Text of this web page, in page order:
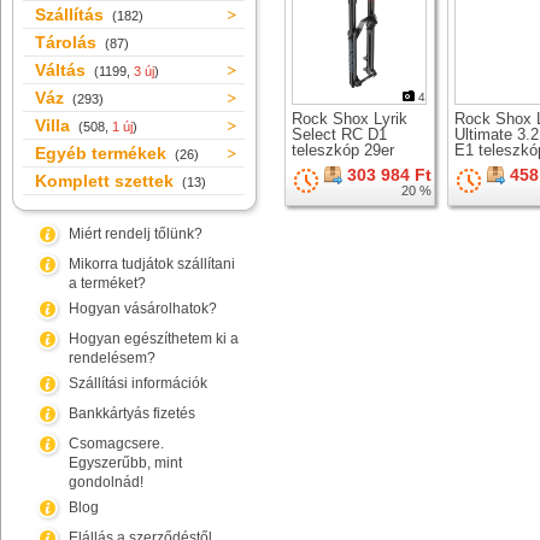
Szállítás (182)
Tárolás (87)
Váltás (1199, 3 új)
Váz (293)
Villa (508, 1 új)
Egyéb termékek (26)
Komplett szettek (13)
Miért rendelj tőlünk?
Mikorra tudjátok szállítani
a terméket?
Hogyan vásárolhatok?
Hogyan egészíthetem ki a
rendelésem?
Szállítási információk
Bankkártyás fizetés
Csomagcsere.
Egyszerűbb, mint
gondolnád!
Blog
4
Rock Shox Lyrik
Select RC D1
teleszkóp 29er
kerékhez303 984 Ft
20 %
Rock Shox
Ultimate
E1
kerékhez